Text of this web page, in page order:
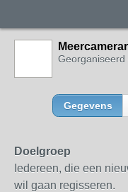
Georganiseerd
Gegevens
Doelgroep
Iedereen, die een
wil gaan regisseren.